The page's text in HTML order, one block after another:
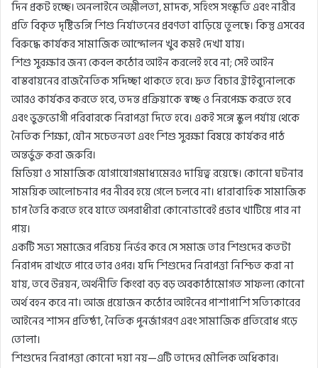
দিন প্রকট হচ্ছে। অনলাইনে অশ্লীলতা, মাদক, সহিংস সংস্কৃতি এবং নারীর
প্রতি বিকৃত দৃষ্টিভঙ্গি শিশু নির্যাতনের প্রবণতা বাড়িয়ে তুলছে। কিন্তু এসবের
বিরুদ্ধে কার্যকর সামাজিক আন্দোলন খুব কমই দেখা যায়।
শিশু সুরক্ষার জন্য কেবল কঠোর আইন করলেই হবে না; সেই আইন
বাস্তবায়নের রাজনৈতিক সদিচ্ছা থাকতে হবে। দ্রুত বিচার ট্রাইব্যুনালকে
আরও কার্যকর করতে হবে, তদন্ত প্রক্রিয়াকে স্বচ্ছ ও নিরপেক্ষ করতে হবে
এবং ভুক্তভোগী পরিবারকে নিরাপত্তা দিতে হবে। একই সঙ্গে স্কুল পর্যায় থেকে
নৈতিক শিক্ষা, যৌন সচেতনতা এবং শিশু সুরক্ষা বিষয়ে কার্যকর পাঠ
অন্তর্ভুক্ত করা জরুরি।
মিডিয়া ও সামাজিক যোগাযোগমাধ্যমেরও দায়িত্ব রয়েছে। কোনো ঘটনার
সাময়িক আলোচনার পর নীরব হয়ে গেলে চলবে না। ধারাবাহিক সামাজিক
চাপ তৈরি করতে হবে যাতে অপরাধীরা কোনোভাবেই প্রভাব খাটিয়ে পার না
পায়।
একটি সভ্য সমাজের পরিচয় নির্ভর করে সে সমাজ তার শিশুদের কতটা
নিরাপদ রাখতে পারে তার ওপর। যদি শিশুদের নিরাপত্তা নিশ্চিত করা না
যায়, তবে উন্নয়ন, অর্থনীতি কিংবা বড় বড় অবকাঠামোগত সাফল্য কোনো
অর্থ বহন করে না। আজ প্রয়োজন কঠোর আইনের পাশাপাশি সত্যিকারের
আইনের শাসন প্রতিষ্ঠা, নৈতিক পুনর্জাগরণ এবং সামাজিক প্রতিরোধ গড়ে
তোলা।
শিশুদের নিরাপত্তা কোনো দয়া নয়—এটি তাদের মৌলিক অধিকার।